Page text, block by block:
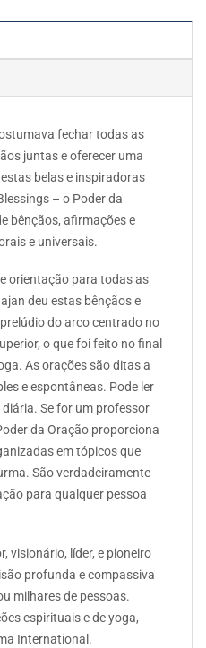
fechar todas as
juntas e oferecer uma
belas e inspiradoras
– o Poder da
bênçãos, afirmações e
e universais.
orientação para todas as
deu estas bênçãos e
do arco centrado no
o que foi feito no final
As orações são ditas a
e espontâneas. Pode ler
Se for um professor
da Oração proporciona
em tópicos que
São verdadeiramente
para qualquer pessoa
visionário, líder, e pioneiro
profunda e compassiva
milhares de pessoas.
espirituais e de yoga,
International.